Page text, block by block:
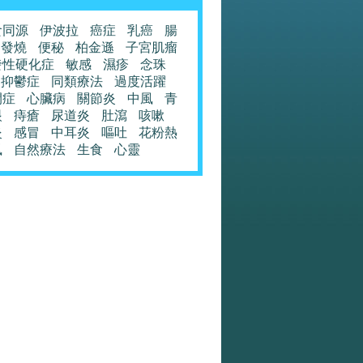
源 伊波拉 癌症 乳癌
腸
發燒
便秘 柏金遜
子宮肌瘤
硬化症
敏感 濕疹
念珠
抑鬱症
同類療法
過度活躍
心臟病 關節炎 中風
青
痔瘡 尿道炎 肚瀉
咳嗽
感冒 中耳炎 嘔吐
花粉熱
自然療法 生食 心靈